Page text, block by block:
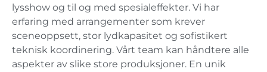
lysshow og til og med spesialeffekter. Vi har
erfaring med arrangementer som krever
sceneoppsett, stor lydkapasitet og sofistikert
teknisk koordinering. Vårt team kan håndtere alle
aspekter av slike store produksjoner. En unik